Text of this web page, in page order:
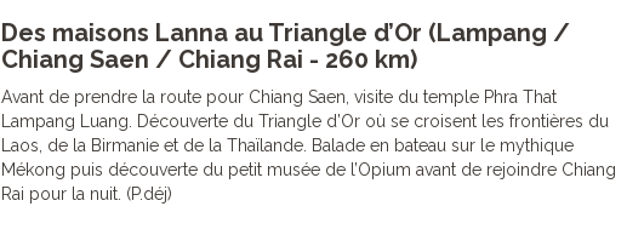
Des maisons Lanna au Triangle d’Or (Lampang /
Chiang Saen / Chiang Rai - 260 km)
Avant de prendre la route pour Chiang Saen, visite du temple Phra That
Lampang Luang. Découverte du Triangle d’Or où se croisent les frontières du
Laos, de la Birmanie et de la Thaïlande. Balade en bateau sur le mythique
Mékong puis découverte du petit musée de l’Opium avant de rejoindre Chiang
Rai pour la nuit. (P.déj)